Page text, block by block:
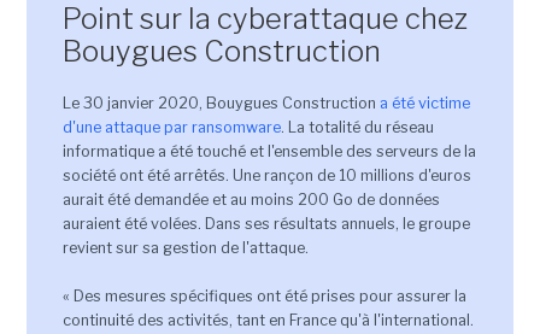
Point sur la cyberattaque chez
Bouygues Construction
Le 30 janvier 2020, Bouygues Construction a été victime
d'une attaque par ransomware. La totalité du réseau
informatique a été touché et l'ensemble des serveurs de la
société ont été arrêtés. Une rançon de 10 millions d'euros
aurait été demandée et au moins 200 Go de données
auraient été volées. Dans ses résultats annuels, le groupe
revient sur sa gestion de l'attaque.
« Des mesures spécifiques ont été prises pour assurer la
continuité des activités, tant en France qu'à l'international.